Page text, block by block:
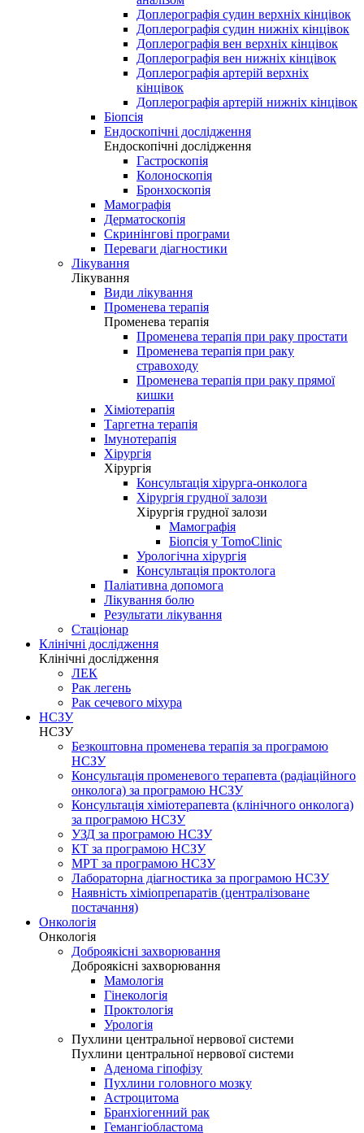
Доплерографія судин верхніх кінцівок
Доплерографія судин нижніх кінцівок
Доплерографія вен верхніх кінцівок
Доплерографія вен нижніх кінцівок
Доплерографія артерій верхніх
кінцівок
Доплерографія артерій нижніх кінцівок
Біопсія
Ендоскопічні дослідження
Ендоскопічні дослідження
Гастроскопія
Колоноскопія
Бронхоскопія
Мамографія
Дерматоскопія
Скринінгові програми
Переваги діагностики
Лікування
Лікування
Види лікування
Променева терапія
Променева терапія
Променева терапія при раку простати
Променева терапія при раку
стравоходу
Променева терапія при раку прямої
кишки
Хіміотерапія
Таргетна терапія
Імунотерапія
Хірургія
Хірургія
Консультація хірурга-онколога
Хірургія грудної залози
Хірургія грудної залози
Мамографія
Біопсія у TomoClinic
Урологічна хірургія
Консультація проктолога
Паліативна допомога
Лікування болю
Результати лікування
Стаціонар
Клінічні дослідження
Клінічні дослідження
ЛЕК
Рак легень
Рак сечевого міхура
НСЗУ
НСЗУ
Безкоштовна променева терапія за програмою
НСЗУ
Консультація променевого терапевта (радіаційного
онколога) за програмою НСЗУ
Консультація хіміотерапевта (клінічного онколога)
за програмою НСЗУ
УЗД за програмою НСЗУ
КТ за програмою НСЗУ
МРТ за програмою НСЗУ
Лабораторна діагностика за програмою НСЗУ
Наявність хіміопрепаратів (централізоване
постачання)
Онкологія
Онкологія
Доброякісні захворювання
Доброякісні захворювання
Мамологія
Гінекологія
Проктологія
Урологія
Пухлини центральної нервової системи
Пухлини центральної нервової системи
Аденома гіпофізу
Пухлини головного мозку
Астроцитома
Бранхіогенний рак
Гемангіобластома